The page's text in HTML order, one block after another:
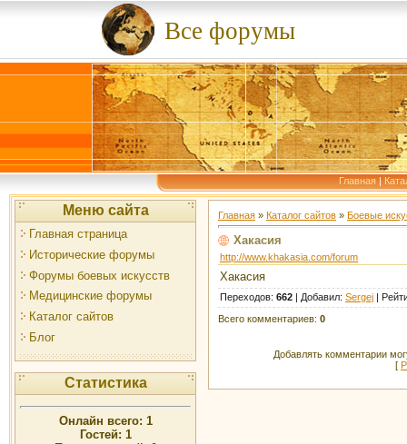
Все форумы
Главная |
Меню сайта
Главная страница
Исторические форумы
Форумы боевых искусств
Медицинские форумы
Каталог сайтов
Блог
Статистика
Онлайн всего: 1
Гостей: 1
Главная » Каталог сайтов » Боевые
Хакасия
http://www.khakasia.com/forum
Хакасия
Переходов: 662 | Добавил: Sergej |
Всего комментариев: 0
Добавлять комментарии
[